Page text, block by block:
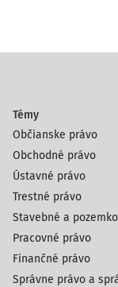
Témy
Občianske právo
Obchodné právo
Ústavné právo
Trestné právo
Stavebné a
Pracovné právo
Finančné právo
Správne právo a